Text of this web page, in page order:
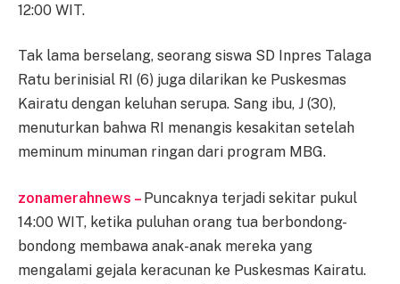
12:00 WIT.
Tak lama berselang, seorang siswa SD Inpres Talaga
Ratu berinisial RI (6) juga dilarikan ke Puskesmas
Kairatu dengan keluhan serupa. Sang ibu, J (30),
menuturkan bahwa RI menangis kesakitan setelah
meminum minuman ringan dari program MBG.
zonamerahnews – Puncaknya terjadi sekitar pukul
14:00 WIT, ketika puluhan orang tua berbondong-
bondong membawa anak-anak mereka yang
mengalami gejala keracunan ke Puskesmas Kairatu.